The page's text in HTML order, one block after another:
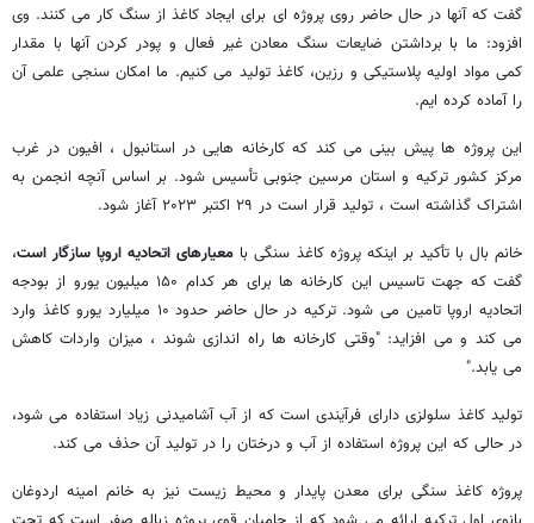
گفت که آنها در حال حاضر روی پروژه ای برای ایجاد کاغذ از سنگ کار می کنند. وی
افزود: ما با برداشتن ضایعات سنگ معادن غیر فعال و پودر کردن آنها با مقدار
کمی مواد اولیه پلاستیکی و رزین، کاغذ تولید می کنیم. ما امکان سنجی علمی آن
را آماده کرده ایم.
این پروژه ها پیش بینی می کند که کارخانه هایی در استانبول ، افیون در غرب
مرکز کشور ترکیه و استان مرسین جنوبی تأسیس شود. بر اساس آنچه انجمن به
اشتراک گذاشته است ، تولید قرار است در ۲۹ اکتبر ۲۰۲۳ آغاز شود.
خانم بال با تأکید بر اینکه پروژه کاغذ سنگی با معیارهای اتحادیه اروپا سازگار است،
گفت که جهت تاسیس این کارخانه ها برای هر کدام ۱۵۰ میلیون یورو از بودجه
اتحادیه اروپا تامین می شود. ترکیه در حال حاضر حدود ۱۰ میلیارد یورو کاغذ وارد
می کند و می افزاید: "وقتی کارخانه ها راه اندازی شوند ، میزان واردات کاهش
می یابد."
تولید کاغذ سلولزی دارای فرآیندی است که از آب آشامیدنی زیاد استفاده می شود،
در حالی که این پروژه استفاده از آب و درختان را در تولید آن حذف می کند.
پروژه کاغذ سنگی برای معدن پایدار و محیط زیست نیز به خانم امینه اردوغان